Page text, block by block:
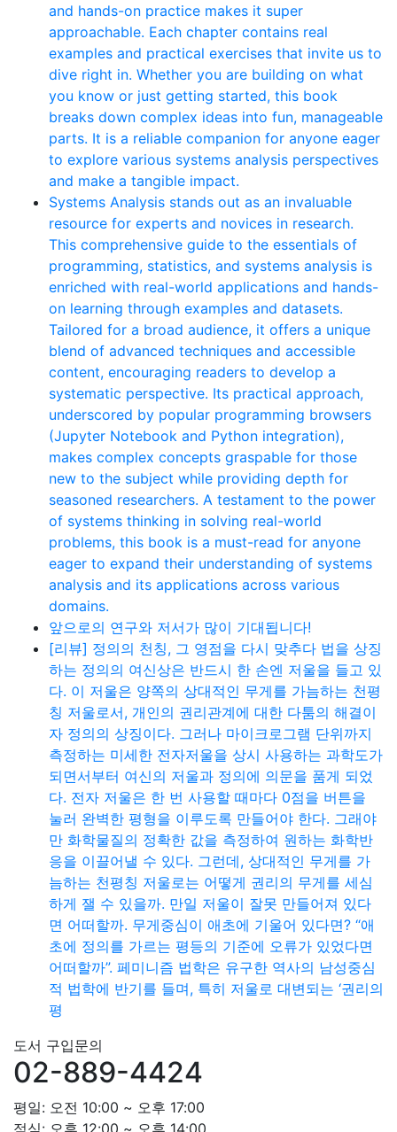
and hands-on practice makes it super
approachable. Each chapter contains real
examples and practical exercises that invite us to
dive right in. Whether you are building on what
you know or just getting started, this book
breaks down complex ideas into fun, manageable
parts. It is a reliable companion for anyone eager
to explore various systems analysis perspectives
and make a tangible impact.
Systems Analysis stands out as an invaluable
resource for experts and novices in research.
This comprehensive guide to the essentials of
programming, statistics, and systems analysis is
enriched with real-world applications and hands-
on learning through examples and datasets.
Tailored for a broad audience, it offers a unique
blend of advanced techniques and accessible
content, encouraging readers to develop a
systematic perspective. Its practical approach,
underscored by popular programming browsers
(Jupyter Notebook and Python integration),
makes complex concepts graspable for those
new to the subject while providing depth for
seasoned researchers. A testament to the power
of systems thinking in solving real-world
problems, this book is a must-read for anyone
eager to expand their understanding of systems
analysis and its applications across various
domains.
앞으로의 연구와 저서가 많이 기대됩니다!
[리뷰] 정의의 천칭, 그 영점을 다시 맞추다 법을 상징
하는 정의의 여신상은 반드시 한 손엔 저울을 들고 있
다. 이 저울은 양쪽의 상대적인 무게를 가늠하는 천평
칭 저울로서, 개인의 권리관계에 대한 다툼의 해결이
자 정의의 상징이다. 그러나 마이크로그램 단위까지
측정하는 미세한 전자저울을 상시 사용하는 과학도가
되면서부터 여신의 저울과 정의에 의문을 품게 되었
다. 전자 저울은 한 번 사용할 때마다 0점을 버튼을
눌러 완벽한 평형을 이루도록 만들어야 한다. 그래야
만 화학물질의 정확한 값을 측정하여 원하는 화학반
응을 이끌어낼 수 있다. 그런데, 상대적인 무게를 가
늠하는 천평칭 저울로는 어떻게 권리의 무게를 세심
하게 잴 수 있을까. 만일 저울이 잘못 만들어져 있다
면 어떠할까. 무게중심이 애초에 기울어 있다면? “애
초에 정의를 가르는 평등의 기준에 오류가 있었다면
어떠할까”. 페미니즘 법학은 유구한 역사의 남성중심
적 법학에 반기를 들며, 특히 저울로 대변되는 ‘권리의
평
도서 구입문의
02-889-4424
평일: 오전 10:00 ~ 오후 17:00
점심: 오후 12:00 ~ 오후 14:00